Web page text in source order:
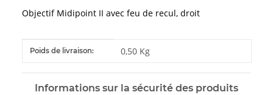
Objectif Midipoint II avec feu de recul, droit
#productDetails.itemInformation#
#productDetails.itemValue#
Poids de livraison: 0,50 Kg
Informations sur la sécurité des produits